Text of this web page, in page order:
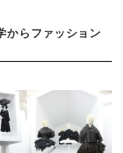
からファッション